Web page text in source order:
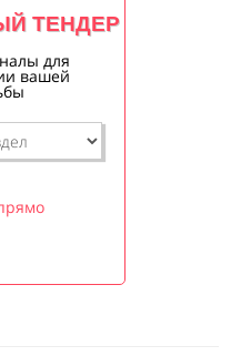
ТЕНДЕР
для
вашей